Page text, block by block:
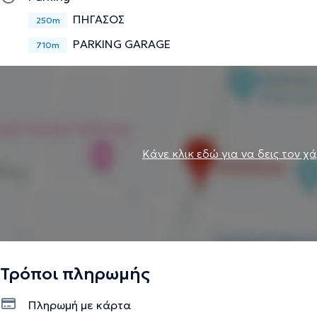
250m ΠΗΓΑΣΟΣ
710m PARKING GARAGE
Κάνε κλικ εδώ για να δεις τον
Τρόποι πληρωμής
Πληρωμή με κάρτα